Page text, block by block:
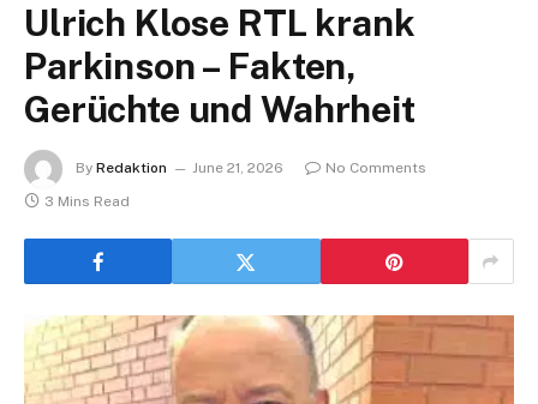
Ulrich Klose RTL krank
Parkinson – Fakten,
Gerüchte und Wahrheit
By Redaktion June 21, 2026
No Comments
3 Mins Read